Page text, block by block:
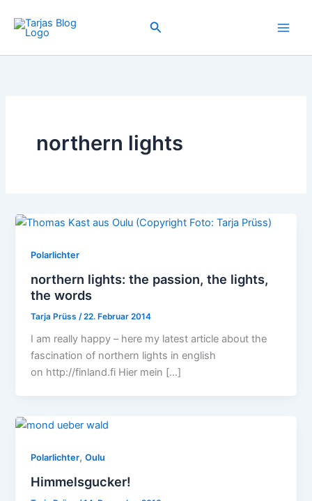
Inhalt
springen
Suchen
northern lights
Polarlichter
northern lights: the passion, the lights,
the words
Tarja Prüss /22. Februar 2014
I am really happy – here my latest article about the
fascination of northern lights in english
on http://finland.fi Hier mein […]
Polarlichter,Oulu
Himmelsgucker!